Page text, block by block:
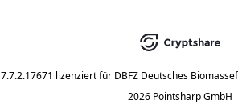
7.7.2.17671 lizenziert für DBFZ Deutsches
2026 Pointsharp GmbH